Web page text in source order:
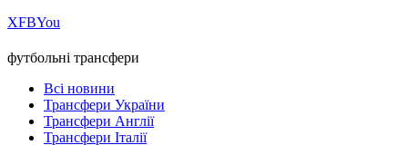
ХFBYou
футбольні трансфери
Всі новини
Трансфери України
Трансфери Англії
Трансфери Італії